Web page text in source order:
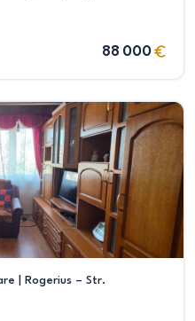
88 000
| Rogerius – Str.